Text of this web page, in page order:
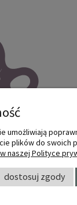
umożliwiają
plików do swoich
naszej Polityce
dostosuj zgody